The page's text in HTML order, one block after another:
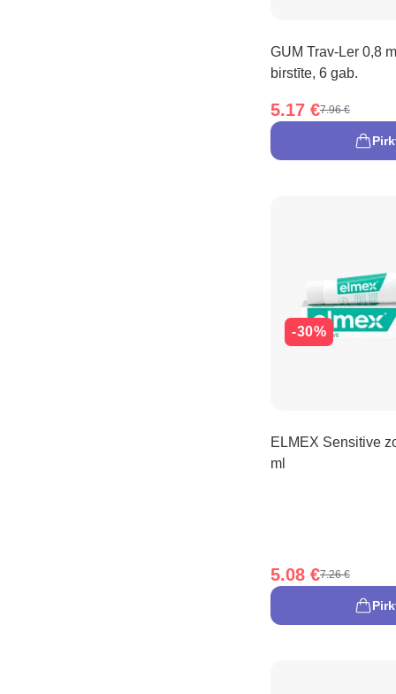
GUM Trav-Ler 0,8
birstīte, 6 gab.
5.17 €7.96 €
-30%
ELMEX Sensitive
ml
5.08 €7.26 €